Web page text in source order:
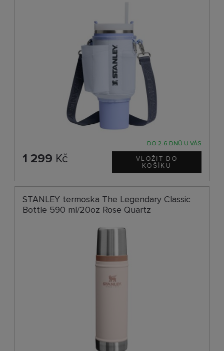
DO 2-6 DNŮ U VÁS
1 299 Kč
STANLEY termoska The Legendary Classic
Bottle 590 ml/20oz Rose Quartz